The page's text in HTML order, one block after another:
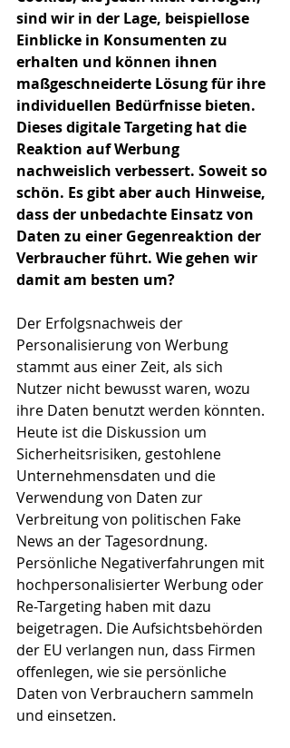
sind wir in der Lage, beispiellose
Einblicke in Konsumenten zu
erhalten und können ihnen
maßgeschneiderte Lösung für ihre
individuellen Bedürfnisse bieten.
Dieses digitale Targeting hat die
Reaktion auf Werbung
nachweislich verbessert. Soweit so
schön. Es gibt aber auch Hinweise,
dass der unbedachte Einsatz von
Daten zu einer Gegenreaktion der
Verbraucher führt. Wie gehen wir
damit am besten um?
Der Erfolgsnachweis der
Personalisierung von Werbung
stammt aus einer Zeit, als sich
Nutzer nicht bewusst waren, wozu
ihre Daten benutzt werden könnten.
Heute ist die Diskussion um
Sicherheitsrisiken, gestohlene
Unternehmensdaten und die
Verwendung von Daten zur
Verbreitung von politischen Fake
News an der Tagesordnung.
Persönliche Negativerfahrungen mit
hochpersonalisierter Werbung oder
Re-Targeting haben mit dazu
beigetragen. Die Aufsichtsbehörden
der EU verlangen nun, dass Firmen
offenlegen, wie sie persönliche
Daten von Verbrauchern sammeln
und einsetzen.